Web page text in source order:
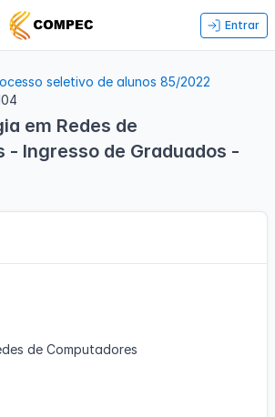
Entrar
seletivo de alunos 85/2022
em Redes de
- Ingresso de Graduados -
de Computadores